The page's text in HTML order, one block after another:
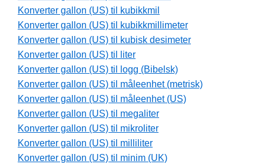
Konverter gallon (US) til kubikkmil
Konverter gallon (US) til kubikkmillimeter
Konverter gallon (US) til kubisk desimeter
Konverter gallon (US) til liter
Konverter gallon (US) til logg (Bibelsk)
Konverter gallon (US) til måleenhet (metrisk)
Konverter gallon (US) til måleenhet (US)
Konverter gallon (US) til megaliter
Konverter gallon (US) til mikroliter
Konverter gallon (US) til milliliter
Konverter gallon (US) til minim (UK)